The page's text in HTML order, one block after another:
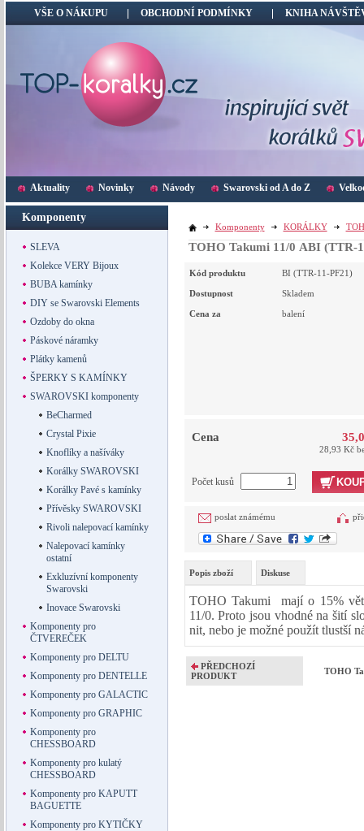
VŠE O NÁKUPU OBCHODNÍ PODMÍNKY KNIHA
Aktuality Novinky Návody Swarovski od A do Z
Komponenty
SLEVA
Kolekce VERY Bijoux
BUBA kamínky
DIY se Swarovski Elements
Ozdoby do okna
Páskové náramky
Plátky kamenů
ŠPERKY S KAMÍNKY
SWAROVSKI komponenty
BeCharmed
Crystal Pixie
Knoflíky a našíváky
Korálky SWAROVSKI
Korálky Pavé s kamínky
Přívěsky SWAROVSKI
Rivoli nalepovací kamínky
Nalepovací kamínky
ostatní
Exkluzívní komponenty
Swarovski
Inovace Swarovski
Komponenty pro
ČTVEREČEK
Komponenty pro DELTU
Komponenty pro DENTELLE
Komponenty pro GALACTIC
Komponenty pro GRAPHIC
Komponenty pro
CHESSBOARD
Komponenty pro kulatý
CHESSBOARD
Komponenty pro KAPUTT
BAGUETTE
Komponenty pro KYTIČKY
Komponenty KORÁLKY
TOHO Takumi 11/0 ABI (TTR-
Kód produktu BI (TTR-11-PF21)
Dostupnost Skladem
Cena za balení
Cena
28,93 Kč
Počet kusů
poslat známému
Popis zboží Diskuse
TOHO Takumi mají o 15%
11/0. Proto jsou vhodné na šití
nit, nebo je možné použít tlustší
PŘEDCHOZÍ
PRODUKT
TOHO